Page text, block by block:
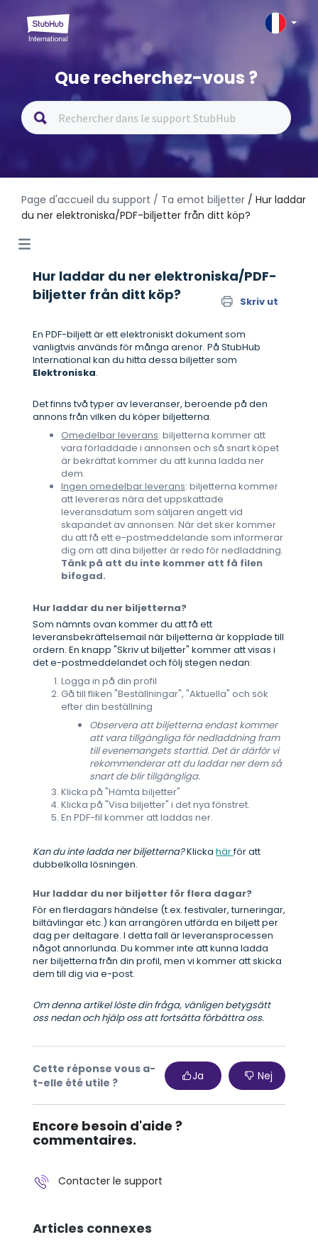
Que recherchez-vous ?
Page d'accueil du support / Ta emot biljetter / Hur laddar
du ner elektroniska/PDF-biljetter från ditt köp?
Hur laddar du ner elektroniska/PDF-
biljetter från ditt köp?
Skriv ut
En PDF-biljett är ett elektroniskt dokument som
vanligtvis används för många arenor. På StubHub
International kan du hitta dessa biljetter som
Elektroniska.
Det finns två typer av leveranser, beroende på den
annons från vilken du köper biljetterna.
Omedelbar leverans: biljetterna kommer att
vara förladdade i annonsen och så snart köpet
är bekräftat kommer du att kunna ladda ner
dem.
Ingen omedelbar leverans: biljetterna kommer
att levereras nära det uppskattade
leveransdatum som säljaren angett vid
skapandet av annonsen. När det sker kommer
du att få ett e-postmeddelande som informerar
dig om att dina biljetter är redo för nedladdning.
Tänk på att du inte kommer att få filen
bifogad.
Hur laddar du ner biljetterna?
Som nämnts ovan kommer du att få ett
leveransbekräftelsemail när biljetterna är kopplade till
ordern. En knapp "Skriv ut biljetter" kommer att visas i
det e-postmeddelandet och följ stegen nedan:
Logga in på din profil
Gå till fliken "Beställningar", "Aktuella" och sök
efter din beställning
Observera att biljetterna endast kommer
att vara tillgängliga för nedladdning fram
till evenemangets starttid. Det är därför vi
rekommenderar att du laddar ner dem så
snart de blir tillgängliga.
Klicka på "Hämta biljetter"
Klicka på "Visa biljetter" i det nya fönstret.
En PDF-fil kommer att laddas ner.
Kan du inte ladda ner biljetterna?Klicka härför att
dubbelkolla lösningen.
Hur laddar du ner biljetter för flera dagar?
För en flerdagars händelse (t.ex. festivaler, turneringar,
biltävlingar etc.) kan arrangören utfärda en biljett per
dag per deltagare. I detta fall är leveransprocessen
något annorlunda. Du kommer inte att kunna ladda
ner biljetterna från din profil, men vi kommer att skicka
dem till dig via e-post.
Om denna artikel löste din fråga, vänligen betygsätt
oss nedan och hjälp oss att fortsätta förbättra oss.
Cette réponse vous a-
t-elle été utile ?
Ja Nej
Encore besoin d'aide ?
commentaires.
Contacter le support
Articles connexes